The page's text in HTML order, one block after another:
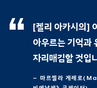
[켈리 아카시의]
아우르는 기억과
자리매김할 것입
– 마르셀라 게레로